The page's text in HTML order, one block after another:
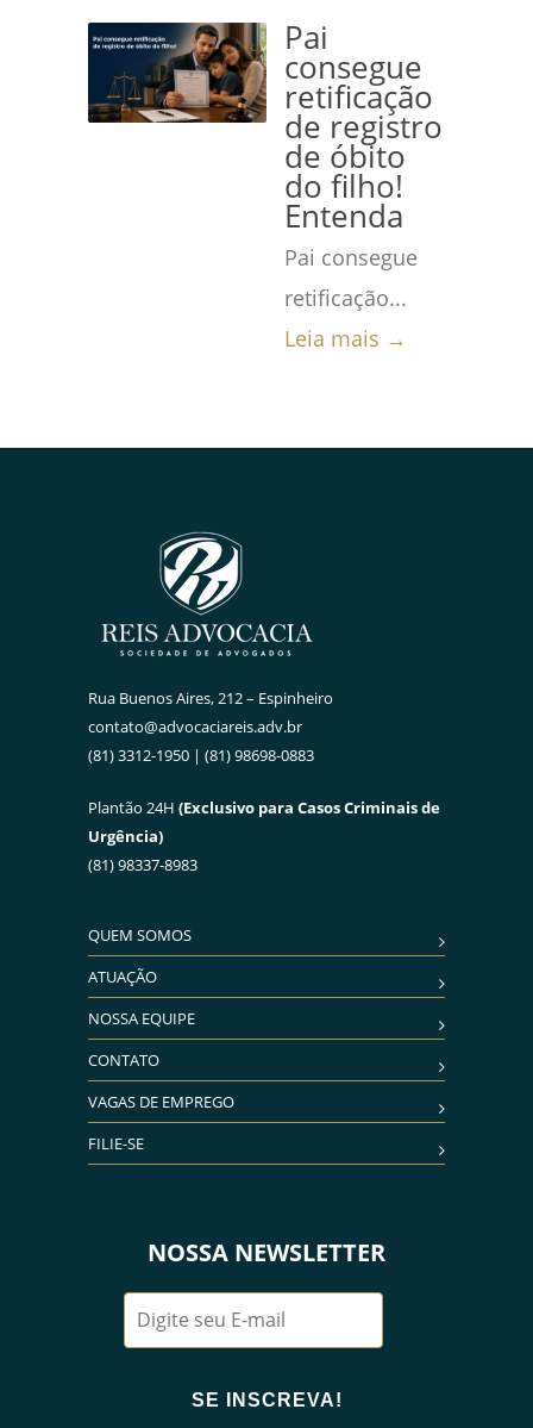
Pai
consegue
retificação
de registro
de óbito
do filho!
Entenda
Pai consegue
retificação...
Leia mais →
Rua Buenos Aires, 212 – Espinheiro
contato@advocaciareis.adv.br
(81) 3312-1950 | (81) 98698-0883
Plantão 24H (Exclusivo para Casos Criminais de
Urgência)
(81) 98337-8983
QUEM SOMOS
ATUAÇÃO
NOSSA EQUIPE
CONTATO
VAGAS DE EMPREGO
FILIE-SE
NOSSA NEWSLETTER